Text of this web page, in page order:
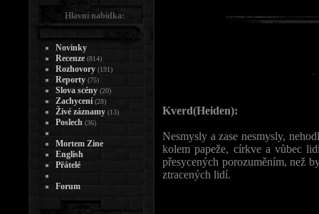
Kverd(Heiden):
Nesmysly a zase nesmysly,
kolem papeže, církve a vůbec
přesycených porozuměním, než
ztracených lidí.
Hlavní nabídka:
Novinky
Recenze (814)
Rozhovory (191)
Reporty (75)
Slova scény (20)
Zachycení (28)
Živé záznamy (13)
Poslech (36)
Mortem Zine
English
Přátelé
Forum